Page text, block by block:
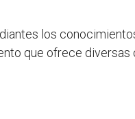
los
que ofrece diversas